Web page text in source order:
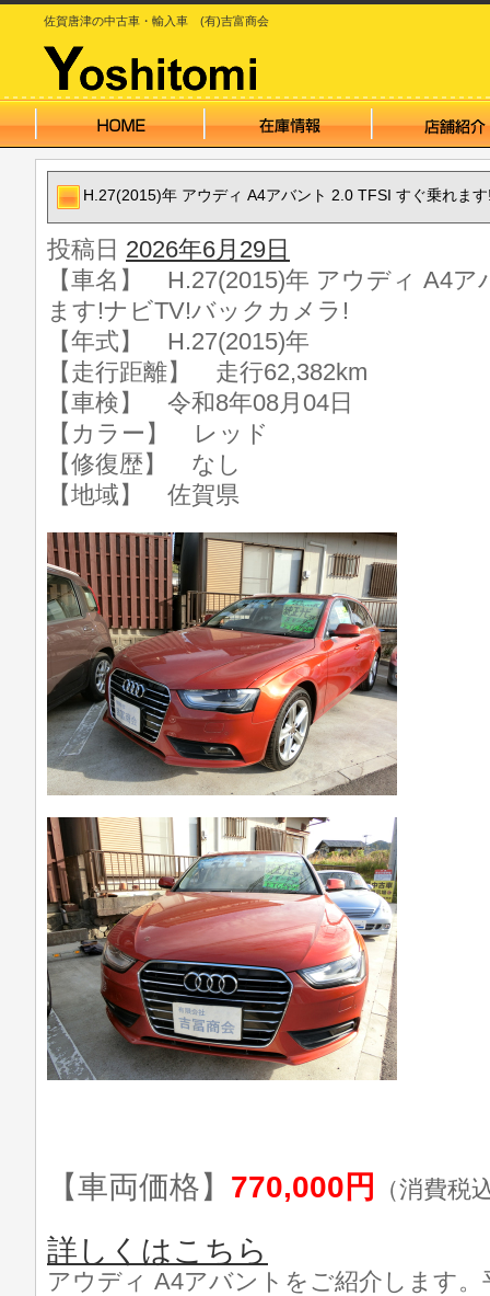
佐賀唐津の中古車・輸入車 (有)吉富商会
H.27(2015)年 アウディ A4アバント 2.0 TFSI すぐ乗れま
投稿日 2026年6月29日
【車名】 H.27(2015)年 アウディ A4ア
ます!ナビTV!バックカメラ!
【年式】 H.27(2015)年
【走行距離】 走行62,382km
【車検】 令和8年08月04日
【カラー】 レッド
【修復歴】 なし
【地域】 佐賀県
【車両価格】 770,000円 （消費税
詳しくはこちら
アウディ A4アバントをご紹介します。